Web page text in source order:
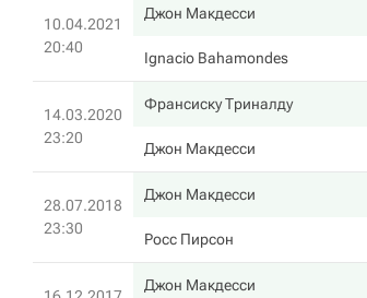
10.04.2021
20:40
Джон Макдесси
Ignacio Bahamondes
14.03.2020
23:20
Франсиску Триналду
Джон Макдесси
28.07.2018
23:30
Джон Макдесси
Росс Пирсон
Джон Макдесси